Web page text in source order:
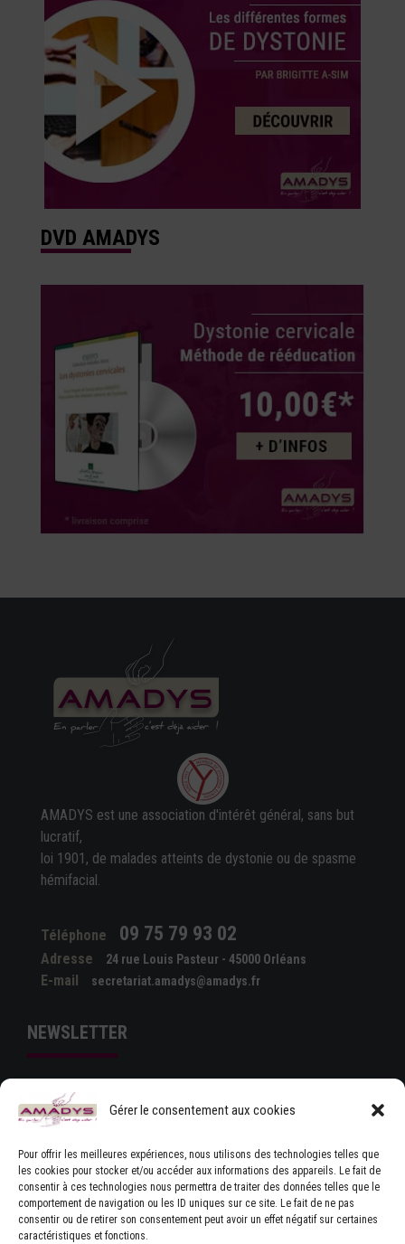
Gérer le consentement aux cookies
Pour offrir les meilleures expériences, nous utilisons des technologies telles que
les cookies pour stocker et/ou accéder aux informations des appareils. Le fait de
consentir à ces technologies nous permettra de traiter des données telles que le
comportement de navigation ou les ID uniques sur ce site. Le fait de ne pas
consentir ou de retirer son consentement peut avoir un effet négatif sur certaines
caractéristiques et fonctions.
DVD AMADYS
AMADYS est une association d'intérêt général, sans but
lucratif,
loi 1901, de malades atteints de dystonie ou de spasme
hémifacial.
Téléphone 09 75 79 93 02
Adresse 24 rue Louis Pasteur - 45000 Orléans
E-mail secretariat.amadys@amadys.fr
NEWSLETTER
J'ACCEPTE LES CONDITIONS GÉNÉRALES
D'UTILISATION